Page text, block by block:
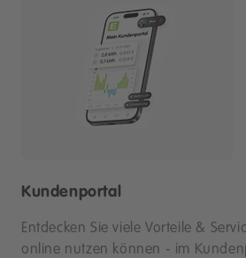
Kundenportal
Entdecken Sie viele Vorteile &
online nutzen können - im